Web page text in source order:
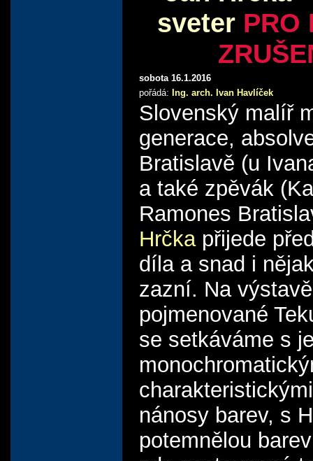
sveter PRO
sobota 16.1.2016
pořádá: Ing. arch. Ivan Havlíček
Slovenský malíř
generace,
Bratislavě (u
a také zpěvák
Ramones
Hrčkapřijede
díla a snad i
zazní. Na výstavě
pojmenované
se setkáváme s
nánosy barev, s
potemnělou